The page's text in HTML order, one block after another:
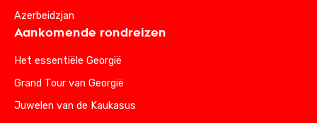
Azerbeidzjan
Aankomende rondreizen
Het essentiële Georgië
Grand Tour van Georgië
Juwelen van de Kaukasus